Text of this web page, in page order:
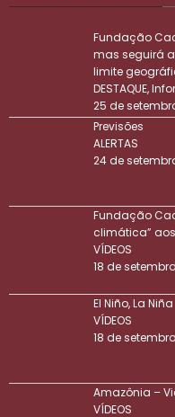
Fundação
mas seguirá
limite
DESTAQUE,
25 de
Previsões
ALERTAS
24 de
Fundação
climática”
VÍDEOS
18 de
El Niño, La Niña
VÍDEOS
18 de
Amazônia –
VÍDEOS